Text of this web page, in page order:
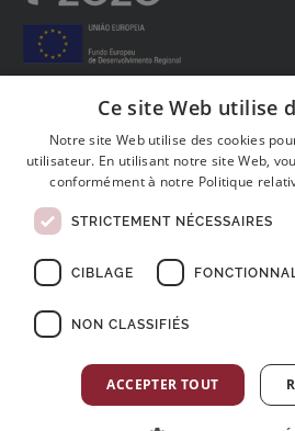
Suivez-nous sur les réseaux
Ce site Web utilise
Notre site Web utilise des cookies
utilisateur. En utilisant notre site Web,
conformément à notre Politique
STRICTEMENT NÉCESSAIRES
CIBLAGE
NON CLASSIFIÉS
ACCEPTER TOUT